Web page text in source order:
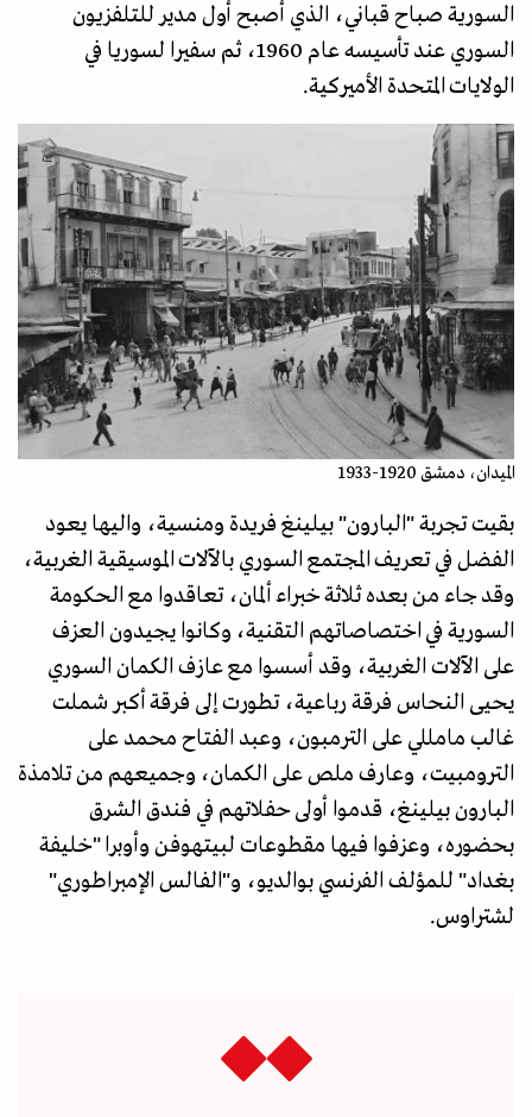
السورية صباح قباني، الذي أصبح أول مدير للتلفزيون
السوري عند تأسيسه عام 1960، ثم سفيرا لسوريا في
الولايات المتحدة الأميركية.
الميدان، دمشق 1920-1933
بقيت تجربة "البارون" بيلينغ فريدة ومنسية، واليها يعود
الفضل في تعريف المجتمع السوري بالآلات الموسيقية الغربية،
وقد جاء من بعده ثلاثة خبراء ألمان، تعاقدوا مع الحكومة
السورية في اختصاصاتهم التقنية، وكانوا يجيدون العزف
على الآلات الغربية، وقد أسسوا مع عازف الكمان السوري
يحيى النحاس فرقة رباعية، تطورت إلى فرقة أكبر شملت
غالب مامللي على الترمبون، وعبد الفتاح محمد على
الترومبيت، وعارف ملص على الكمان، وجميعهم من تلامذة
البارون بيلينغ، قدموا أولى حفلاتهم في فندق الشرق
بحضوره، وعزفوا فيها مقطوعات لبيتهوفن وأوبرا "خليفة
بغداد" للمؤلف الفرنسي بوالديو، و"الفالس الإمبراطوري"
لشتراوس.